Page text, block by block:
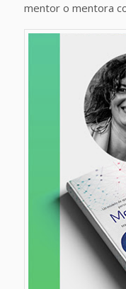
mentor o mentora